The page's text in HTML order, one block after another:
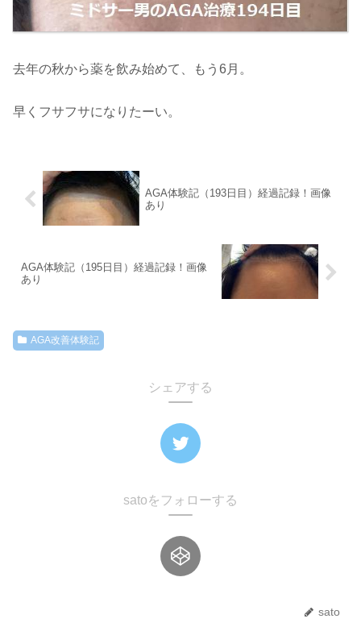
去年の秋から薬を飲み始めて、もう6月。
早くフサフサになりたーい。
AGA体験記（193日目）経過記録！画像
あり
AGA体験記（195日目）経過記録！画像
あり
AGA改善体験記
シェアする
satoをフォローする
sato